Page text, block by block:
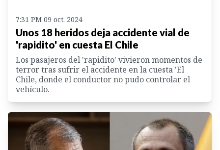
7:31 PM 09 oct. 2024
Unos 18 heridos deja accidente vial de
'rapidito' en cuesta El Chile
Los pasajeros del 'rapidito' vivieron momentos de
terror tras sufrir el accidente en la cuesta 'El
Chile, donde el conductor no pudo controlar el
vehículo.